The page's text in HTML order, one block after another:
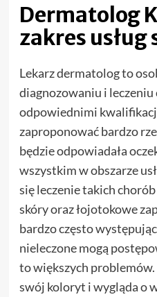
Dermatolog
zakres
Lekarz dermatolog to
diagnozowaniu i leczeniu
odpowiednimi
zaproponować bardzo
będzie odpowiadała
wszystkim w obszarze
się leczenie takich
skóry oraz łojotokowe
bardzo często
nieleczone mogą
to większych problemów.
swój koloryt i wygląda o